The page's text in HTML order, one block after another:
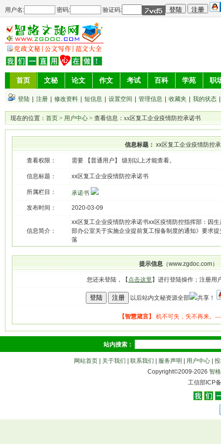
用户名: 密码: 验证码:
首页 文秘 论文 作文 考试 百科 学苑 职
登陆 注册 修改资料 短信息 设置空间 管理信息 收藏夹 我的状态
现在的位置： 首页 > 用户中心 > 查看信息：xx区复工企业疫情防控承诺书
信息标题： xx区复工企业疫情防控
查看权限： 需要 【普通用户】 级别以上才能查看。
信息标题： xx区复工企业疫情防控承诺书
所属栏目： 承诺书
发布时间： 2020-03-09
信息简介：
xx区复工企业疫情防控承诺书xx区疫情防控指挥部：因
部办公室关于实施企业提前复工报备制度的通知》要求
落
提示信息 （www.zgdoc.com）
您还未登陆，【 点击这里 】进行登陆操作；注册用
以后站内文秘资源全部 共享！
站内搜索：
网站首页 关于我们 联系我们 服务声明 用户中心
Copyright©2009-2026 智
工信部ICP